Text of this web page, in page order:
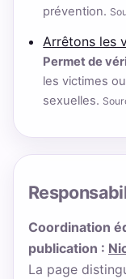
prévention.
Arrêtons les
Permet de
les victimes
sexuelles.
Coordination
publication :
La page